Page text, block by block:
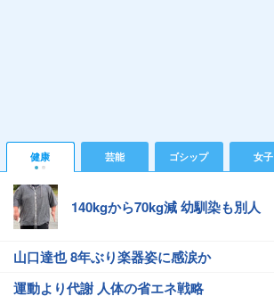
健康 芸能 ゴシップ 女子
140kgから70kg減 幼馴染も別人
山口達也 8年ぶり楽器姿に感涙か
運動より代謝 人体の省エネ戦略